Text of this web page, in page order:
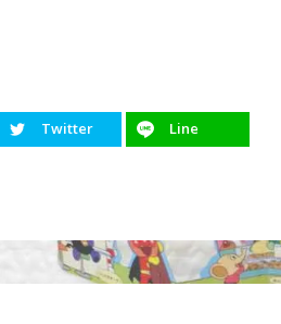
Twitter Line